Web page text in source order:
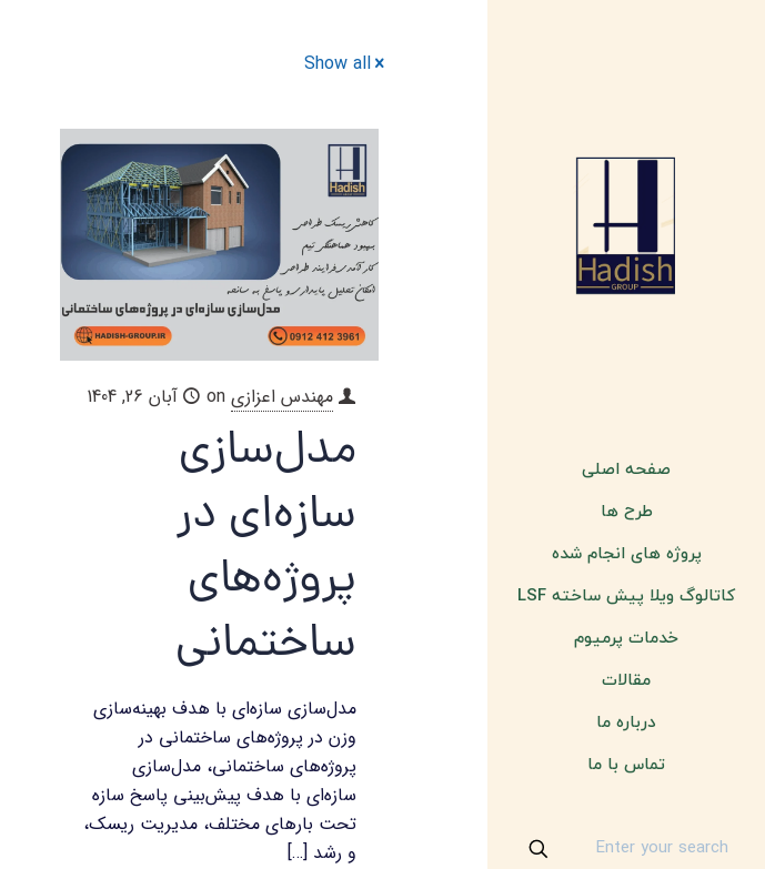
صفحه اصلی
طرح ها
پروژه های انجام شده
کاتالوگ ویلا پیش ساخته LSF
خدمات پرمیوم
مقالات
درباره ما
تماس با ما
Show all
مهندس اعزازی on آبان 26, 1404
مدل‌سازی
سازه‌ای در
پروژه‌های
ساختمانی
مدل‌سازی سازه‌ای با هدف بهینه‌سازی
وزن در پروژه‌های ساختمانی در
پروژه‌های ساختمانی، مدل‌سازی
سازه‌ای با هدف پیش‌بینی پاسخ سازه
تحت بارهای مختلف، مدیریت ریسک،
و رشد […]